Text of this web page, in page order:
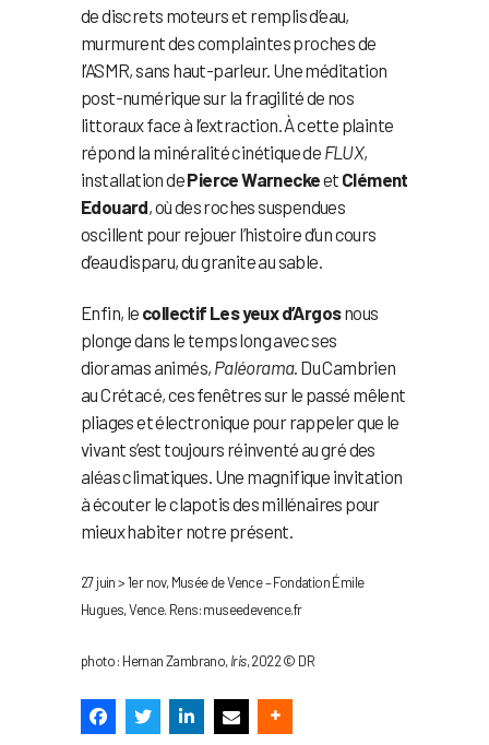
de discrets moteurs et remplis d’eau,
murmurent des complaintes proches de
l’ASMR, sans haut-parleur. Une méditation
post-numérique sur la fragilité de nos
littoraux face à l’extraction. À cette plainte
répond la minéralité cinétique de FLUX,
installation dePierce Warneckeet Clément
Edouard, où des roches suspendues
oscillent pour rejouer l’histoire d’un cours
d’eau disparu, du granite au sable.
Enfin, le collectif Les yeux d’Argosnous
plonge dans le temps long avec ses
dioramas animés, Paléorama. Du Cambrien
au Crétacé, ces fenêtres sur le passé mêlent
pliages et électronique pour rappeler que le
vivant s’est toujours réinventé au gré des
aléas climatiques. Une magnifique invitation
à écouter le clapotis des millénaires pour
mieux habiter notre présent.
27 juin > 1er nov, Musée de Vence – Fondation Émile
Hugues, Vence. Rens: museedevence.fr
photo : Hernan Zambrano,Iris, 2022 © DR